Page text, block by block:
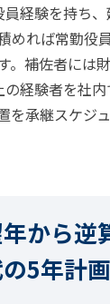
経験を持ち
めれば常勤役
。補佐者には
経験者を社
を承継スケジ
から逆
5年計画